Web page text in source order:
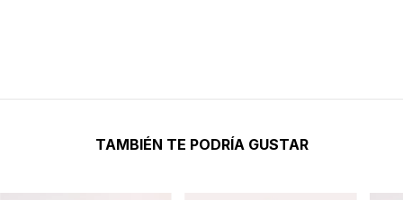
TAMBIÉN TE PODRÍA GUSTAR